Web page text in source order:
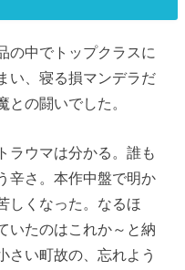
の中でトップクラスに
い、寝る損マンデラだ
との闘いでした。
ラウマは分かる。誰も
辛さ。本作中盤で明か
しくなった。なるほ
いたのはこれか～と納
さい町故の、忘れよう